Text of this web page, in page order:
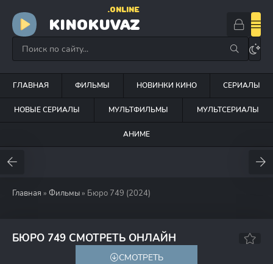
KINOKUVAZ
.ONLINE
ГЛАВНАЯ ФИЛЬМЫ НОВИНКИ КИНО СЕРИАЛЫ
НОВЫЕ СЕРИАЛЫ МУЛЬТФИЛЬМЫ МУЛЬТСЕРИАЛЫ
АНИМЕ
Главная » Фильмы » Бюро 749 (2024)
БЮРО 749 СМОТРЕТЬ ОНЛАЙН
4.8 3.9
СМОТРЕТЬ